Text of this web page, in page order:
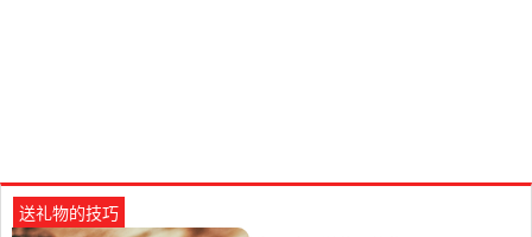
送礼物的技巧